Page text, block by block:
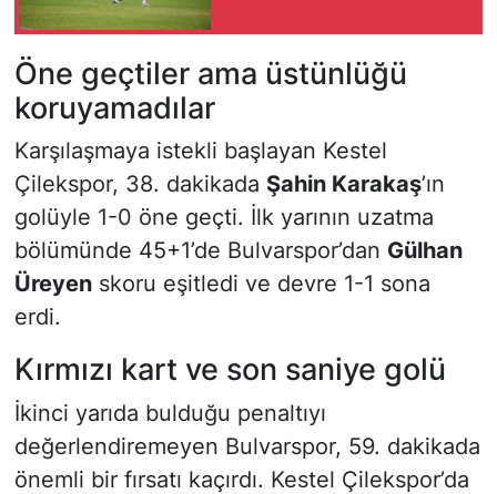
Öne geçtiler ama üstünlüğü
koruyamadılar
Karşılaşmaya istekli başlayan Kestel
Çilekspor, 38. dakikada Şahin Karakaş’ın
golüyle 1-0 öne geçti. İlk yarının uzatma
bölümünde 45+1’de Bulvarspor’dan Gülhan
Üreyenskoru eşitledi ve devre 1-1 sona
erdi.
Kırmızı kart ve son saniye golü
İkinci yarıda bulduğu penaltıyı
değerlendiremeyen Bulvarspor, 59. dakikada
önemli bir fırsatı kaçırdı. Kestel Çilekspor’da